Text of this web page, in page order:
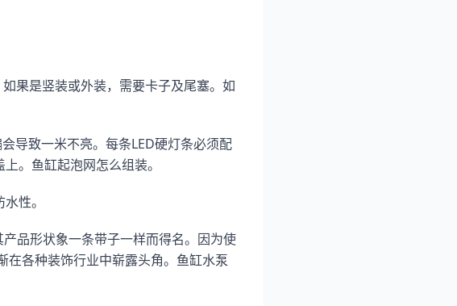
果是竖装或外装，需要卡子及尾塞。如
导致一米不亮。每条LED硬灯条必须配
。鱼缸起泡网怎么组装。
性。
品形状象一条带子一样而得名。因为使
在各种装饰行业中崭露头角。鱼缸水泵